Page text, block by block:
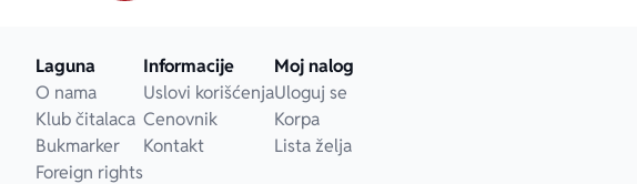
Laguna
O nama
Klub čitalaca
Bukmarker
Foreign rights
Informacije
Uslovi korišćenja
Cenovnik
Kontakt
Moj nalog
Uloguj se
Korpa
Lista želja